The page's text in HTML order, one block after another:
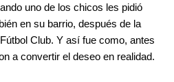
uno de los chicos les pidió
en su barrio, después de la
Club. Y así fue como, antes
a convertir el deseo en realidad.